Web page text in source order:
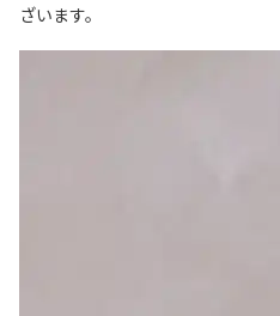
ざいます。